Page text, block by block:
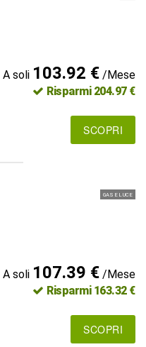
A soli 103.92 €/Mese
Risparmi 204.97 €
SCOPRI
GAS E LUCE
A soli 107.39 €/Mese
Risparmi 163.32 €
SCOPRI